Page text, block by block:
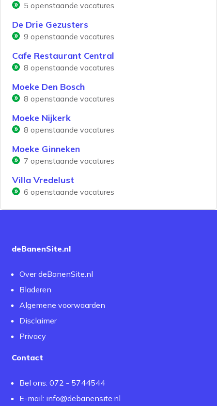
5 openstaande vacatures
De Drie Gezusters
9 openstaande vacatures
Cafe Restaurant Central
8 openstaande vacatures
Moeke Den Bosch
8 openstaande vacatures
Moeke Nijkerk
8 openstaande vacatures
Moeke Ginneken
7 openstaande vacatures
Villa Vredelust
6 openstaande vacatures
deBanenSite.nl
Over deBanenSite.nl
Bladeren
Algemene voorwaarden
Disclaimer
Privacy
Contact
Bel ons: 072 - 5744544
E-mail: info@debanensite.nl